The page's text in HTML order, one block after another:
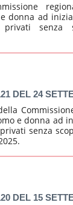
donna ad
senza
DEL 24
e donna ad
senza
DEL 15